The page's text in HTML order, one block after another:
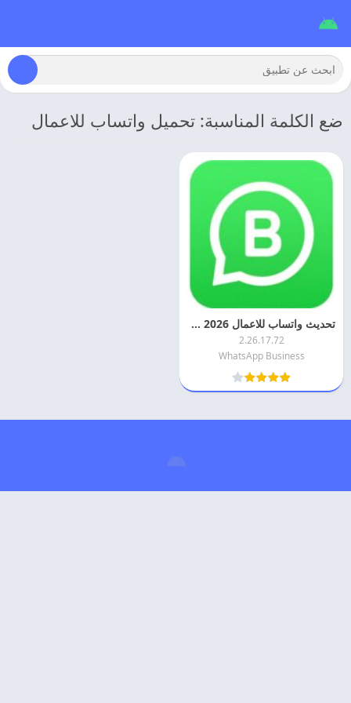
ضع الكلمة المناسبة: تحميل واتساب للاعمال
تحديث واتساب للاعمال 2026 WhatsApp Business اخر اصدار
2.26.17.72
WhatsApp Business